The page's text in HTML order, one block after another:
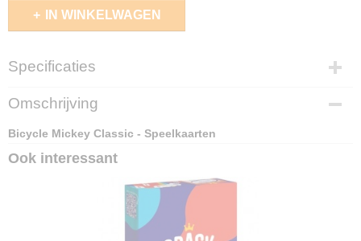
IN WINKELWAGEN
Specificaties
EAN code
073854095645
Omschrijving
Bicycle Mickey Classic - Speelkaarten
Ook interessant